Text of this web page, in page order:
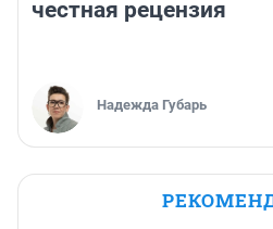
честная рецензия
Надежда Губарь